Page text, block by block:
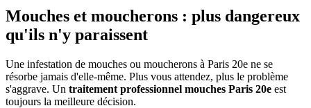
Mouches et moucherons : plus dangereux
qu'ils n'y paraissent
Une infestation de mouches ou moucherons à Paris 20e ne se
résorbe jamais d'elle-même. Plus vous attendez, plus le problème
s'aggrave. Un traitement professionnel mouches Paris 20e est
toujours la meilleure décision.